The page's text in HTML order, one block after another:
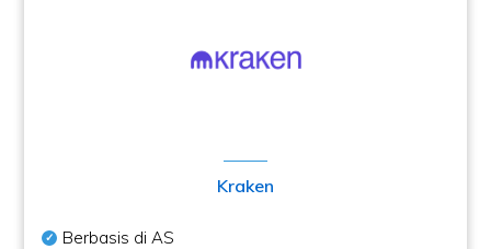
Kraken
Berbasis di AS